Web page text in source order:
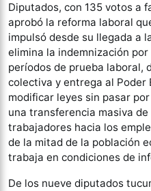
Diputados, con 135 votos a
aprobó la reforma laboral
impulsó desde su llegada a
elimina la indemnización
períodos de prueba laboral,
colectiva y entrega al Poder
modificar leyes sin pasar
una transferencia masiva
trabajadores hacia los
de la mitad de la población
trabaja en condiciones de
De los nueve diputados